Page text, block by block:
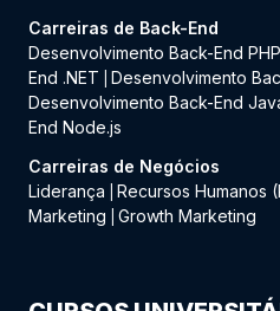
Carreiras de Back-End
Desenvolvimento Back-End PHP
End .NET
Desenvolvimento
Desenvolvimento Back-End
End Node.js
Carreiras de Negócios
Liderança
Recursos Humanos
Marketing
Growth Marketing